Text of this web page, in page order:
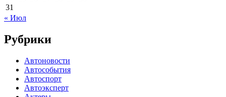
31
« Июл
Рубрики
Автоновости
Автособытия
Автоспорт
Автоэксперт